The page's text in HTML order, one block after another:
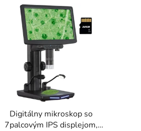
Digitálny mikroskop so
7palcovým IPS displejom,